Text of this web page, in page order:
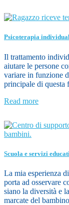
Psicoterapia
Il trattamento
aiutare le persone
variare in funzione
principale di
Read more
Scuola e servizi
La mia esperienza
porta ad osservare
siano la diversità e
marcate del